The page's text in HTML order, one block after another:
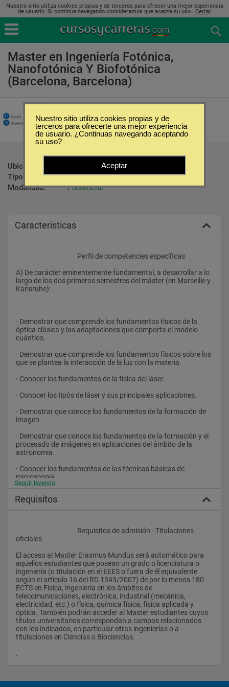
Nuestro sitio utiliza cookies propias y de terceros para ofrecer una mejor experiencia
de usuario. Si continúa navegando consideramos que acepta su uso.. Cerrar
Master en Ingeniería Fotónica,
Nanofotónica Y Biofotónica
(Barcelona, Barcelona)
Universidat de Barcelona
Ubicación:
Barcelona - Barcelona
Tipo:
Maestrías
Modalidad:
Presencial
Caracteristicas
					Perfil de competencies específicas
A) De carácter eminentemente fundamental, a desarrollar a lo
largo de los dos primeros semestres del máster (en Marseille y
Karlsruhe):
· Demostrar que comprende los fundamentos físicos de la
óptica clásica y las adaptaciones que comporta el modelo
cuántico.
· Demostrar que comprende los fundamentos físicos sobre los
que se plantea la interacción de la luz con la materia.
· Conocer los fundamentos de la física del láser.
· Conocer los tipòs de láser y sus principales aplicaciones.
· Demostrar que conoce los fundamentos de la formación de
imagen.
· Demostrar que conoce los fundamentos de la formación y el
procesado de imágenes en aplicaciones del ámbito de la
astronomia.
· Conocer los fundamentos de las técnicas básicas de
microscopia
distintos elementos ópticos que se usan en configuraciones
· Capacidad para una comprensión sistemática de las
distintasdisciplinas involucradas en la ingeniería óptica y de
los distintos métodos de investigación y habilidades
relacionados con dicho
campo.
· Entender los fundamentos y el rango de validez de la teoría
clásica, semiclásica y completamente cuántica de la
interacción de la luz con la materia.
· Conocer los fundamentos de la óptica no lineal, en particular
de los procesos principales de orden más bajo.
· Demostrar conocimientos básicos relativos a los distintos
Seguir leyendo
Requisitos
oficiales
El acceso al Master Erasmus Mundus será automático para
aquellos estudiantes que posean un grado o licenciatura o
ingeniería (o titulación en el EEES o fuera de él equivalente
según el artículo 16 del RD 1393/2007) de por lo menos 180
ECTS en Física, ingeniería en los ámbitos de
telecomunicaciones, electrónica, industrial (mecánica,
electricidad, etc.) o física, química física, física aplicada y
óptica. También podrán acceder al Master estudiantes cuyos
títulos universitarios correspondan a campos relacionados
con los indicados, en particular otras ingenierías o a
titulaciones en Ciencias o Biociencias.
.
Nuestro sitio utiliza cookies propias y de
terceros para ofrecerte una mejor experiencia
de usuario. ¿Continuas navegando aceptando
su uso?
Aceptar